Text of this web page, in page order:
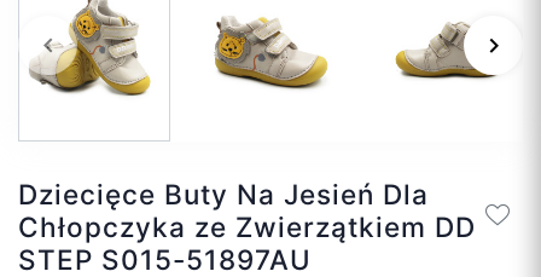
Poprzedni
keyboard_arrow_left keyboard_arrow_right
Dziecięce Buty Na Jesień Dla
Chłopczyka ze Zwierzątkiem DD
STEP S015-51897AU